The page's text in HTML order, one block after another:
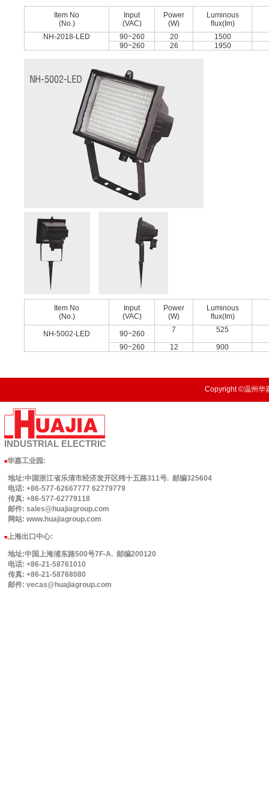
Item No
(No.)
Input
(VAC)
Power
(W)
Luminous
ﬂux(Im)
NH-2018-LED
90~260 20
1500
90~260
26 1950
Item No
(No.)
Input
(VAC)
Power
(W)
Luminous
ﬂux(Im)
NH-5002-LED 90~260 7 525
90~260 12 900
Copyright ©温州华
INDUSTRIAL ELECTRIC
■华嘉工业园 :
地址:中国浙江省乐清市经济发开区纬十五路311号. 邮编325604
电话: +86-577-62667777 62779779
传真: +86-577-62779118
邮件: sales@huajiagroup.com
网站: www.huajiagroup.com
■上海出口中心:
地址:中国上海浦东路500号7F-A. 邮编200120
电话: +86-21-58761010
传真: +86-21-58768080
邮件: vecas@huajiagroup.com